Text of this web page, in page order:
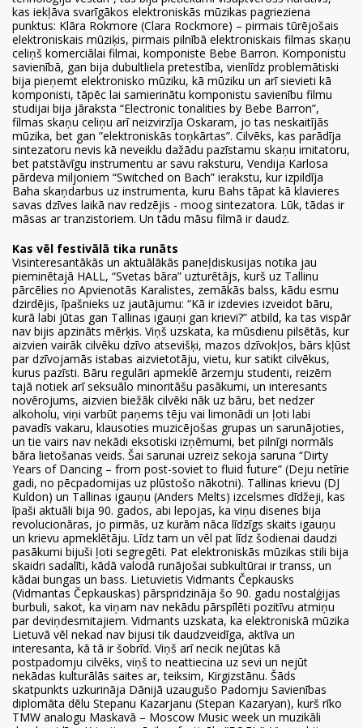
kas iekļāva svarīgākos elektroniskās mūzikas pagrieziena
punktus: Klāra Rokmore (Clara Rockmore) – pirmais tūrējošais
elektroniskais mūziķis, pirmais pilnībā elektroniskais filmas skaņu
celiņš komerciālai filmai, komponiste Bebe Barron. Komponistu
savienībā, gan bija dubultliela pretestība, vienlīdz problemātiski
bija pieņemt elektronisko mūziku, kā mūziku un arī sievieti kā
komponisti, tāpēc lai samierinātu komponistu savienību filmu
studijai bija jāraksta “Electronic tonalities by Bebe Barron”,
filmas skaņu celiņu arī neizvirzīja Oskaram, jo tas neskaitījās
mūzika, bet gan ”elektroniskās toņkārtas”. Cilvēks, kas parādīja
sintezatoru nevis kā neveiklu dažādu pazīstamu skaņu imitatoru,
bet patstāvīgu instrumentu ar savu raksturu, Vendija Karlosa
pārdeva miljoniem “Switched on Bach” ierakstu, kur izpildīja
Baha skaņdarbus uz instrumenta, kuru Bahs tāpat kā klavieres
savas dzīves laikā nav redzējis - moog sintezatora. Lūk, tādas ir
māsas ar tranzistoriem. Un tādu māsu filmā ir daudz.
Kas vēl festivālā tika runāts
Visinteresantākās un aktuālākās paneļdiskusijas notika jau
pieminētajā HALL, “Svetas bāra” uzturētājs, kurš uz Tallinu
pārcēlies no Apvienotās Karalistes, zemākās balss, kādu esmu
dzirdējis, īpašnieks uz jautājumu: “Kā ir izdevies izveidot bāru,
kurā labi jūtas gan Tallinas igauņi gan krievi?” atbild, ka tas vispār
nav bijis apzināts mērķis. Viņš uzskata, ka mūsdienu pilsētās, kur
aizvien vairāk cilvēku dzīvo atsevišķi, mazos dzīvokļos, bārs kļūst
par dzīvojamās istabas aizvietotāju, vietu, kur satikt cilvēkus,
kurus pazīsti. Bāru regulāri apmeklē ārzemju studenti, reizēm
tajā notiek arī seksuālo minoritāšu pasākumi, un interesants
novērojums, aizvien biežāk cilvēki nāk uz bāru, bet nedzer
alkoholu, viņi varbūt paņems tēju vai limonādi un ļoti labi
pavadīs vakaru, klausoties muzicējošas grupas un sarunājoties,
un tie vairs nav nekādi eksotiski izņēmumi, bet pilnīgi normāls
bāra lietošanas veids. Šai sarunai uzreiz sekoja saruna “Dirty
Years of Dancing – from post-soviet to fluid future” (Deju netīrie
gadi, no pēcpadomijas uz plūstošo nākotni). Tallinas krievu (DJ
Kuldon) un Tallinas igauņu (Anders Melts) izcelsmes dīdžeji, kas
īpaši aktuāli bija 90. gados, abi lepojas, ka viņu disenes bija
revolucionāras, jo pirmās, uz kurām nāca līdzīgs skaits igauņu
un krievu apmeklētāju. Līdz tam un vēl pat līdz šodienai daudzi
pasākumi bijuši ļoti segregēti. Pat elektroniskās mūzikas stili bija
skaidri sadalīti, kādā valodā runājošai subkultūrai ir transs, un
kādai bungas un bass. Lietuvietis Vidmants Čepkausks
(Vidmantas Čepkauskas) pārspridzināja šo 90. gadu nostalģijas
burbuli, sakot, ka viņam nav nekādu pārspīlēti pozitīvu atmiņu
par deviņdesmitajiem. Vidmants uzskata, ka elektroniskā mūzika
Lietuvā vēl nekad nav bijusi tik daudzveidīga, aktīva un
interesanta, kā tā ir šobrīd. Viņš arī necik nejūtas kā
postpadomju cilvēks, viņš to neattiecina uz sevi un nejūt
nekādas kulturālās saites ar, teiksim, Kirgizstānu. Šāds
skatpunkts uzkurināja Dānijā uzaugušo Padomju Savienības
diplomāta dēlu Stepanu Kazarjanu (Stepan Kazaryan), kurš rīko
TMW analogu Maskavā – Moscow Music week un muzikāli